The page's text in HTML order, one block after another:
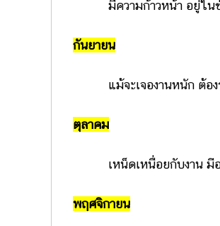
มีความก้าวหน้า อยู่ในช่ว
กันยายน
แม้จะเจองานหนัก ต้องรั
ตุลาคม
เหน็ดเหนื่อยกับงาน มีอ
พฤศจิกายน